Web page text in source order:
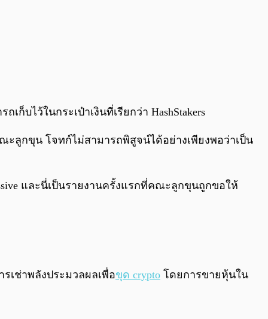
ก็บไว้ในกระเป๋าเงินที่เรียกว่า HashStakers
ณะลูกขุน โจทก์ไม่สามารถพิสูจน์ได้อย่างเพียงพอว่าเป็น
และนี่เป็นรายงานครั้งแรกที่คณะลูกขุนถูกขอให้
รเช่าพลังประมวลผลเพื่อขุด crypto โดยการขายหุ้นใน